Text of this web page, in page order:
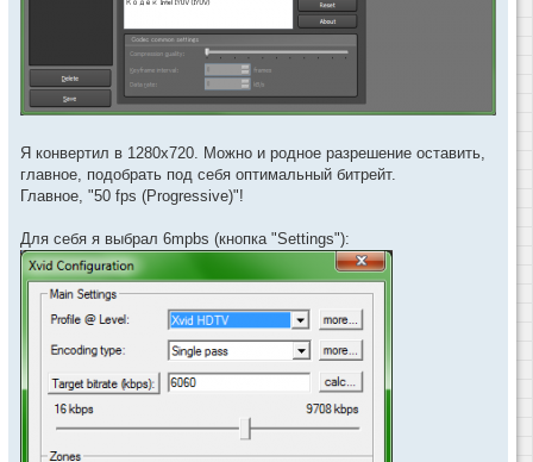
Я конвертил в 1280x720. Можно и родное разрешение оставить,
главное, подобрать под себя оптимальный битрейт.
Главное, "50 fps (Progressive)"!
Для себя я выбрал 6mpbs (кнопка "Settings"):